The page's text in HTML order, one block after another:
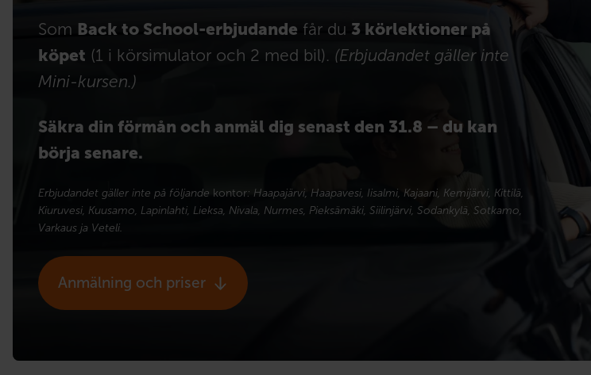
Som Back to School-erbjudande får du 3 körlektioner på
köpet (1 i körsimulator och 2 med bil). (Erbjudandet gäller inte
Mini-kursen.)
Säkra din förmån och anmäl dig senast den 31.8 – du kan
börja senare.
Erbjudandet gäller inte på följande kontor: Haapajärvi, Haapavesi, Iisalmi, Kajaani, Kemijärvi, Kittilä,
Kiuruvesi, Kuusamo, Lapinlahti, Lieksa, Nivala, Nurmes, Pieksämäki, Siilinjärvi, Sodankylä, Sotkamo,
Varkaus ja Veteli.
Anmälning och priser